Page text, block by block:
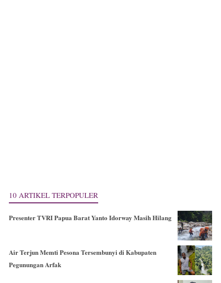
10 ARTIKEL TERPOPULER
Presenter TVRI Papua Barat Yanto Idorway Masih Hilang
Air Terjun Memti Pesona Tersembunyi di Kabupaten
Pegunungan Arfak